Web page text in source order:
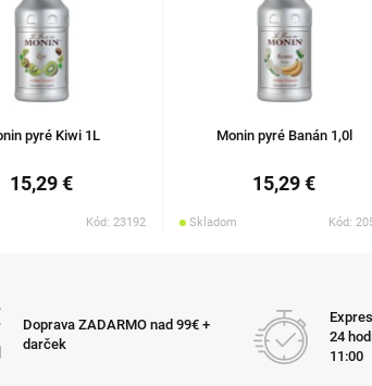
pyré Kiwi 1L
15,29 €
Kód: 23192
Monin pyré Banán 1,0l
15,29 €
Skladom Kód:
Doprava ZADARMO nad 99€ +
darček
24
11:00